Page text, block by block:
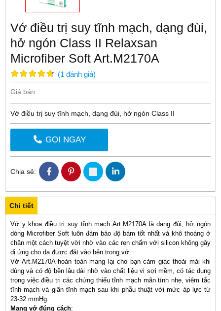
Vớ điều trị suy tĩnh mạch, dạng đùi,
hở ngón Class II Relaxsan
Microfiber Soft Art.M2170A
(1 đánh giá)
Giá bán :
Vớ điều trị suy tĩnh mạch, dạng đùi, hở ngón Class II
GỌI NGAY
Chia sẻ:
Chi tiết
Vớ y khoa điều trị suy tĩnh mạch Art.M2170A là dạng đùi, hở ngón
dòng Microfiber Soft luôn đảm bảo độ bám tốt nhất và khô thoáng ở
chân một cách tuyệt vời nhờ vào các ren chấm với silicon không gây
dị ứng cho da được đặt vào bên trong vớ.
Vớ Art.M2170A hoàn toàn mang lại cho bạn cảm giác thoải mái khi
dùng và có độ bền lâu dài nhờ vào chất liệu vi sợi mềm, có tác dụng
trong việc điều trị các chứng thiếu tĩnh mạch mãn tính nhẹ, viêm tắc
tĩnh mạch và giãn tĩnh mạch sau khi phẫu thuật với mức áp lực từ
23-32 mmHg.
Mang vớ đúng cách: